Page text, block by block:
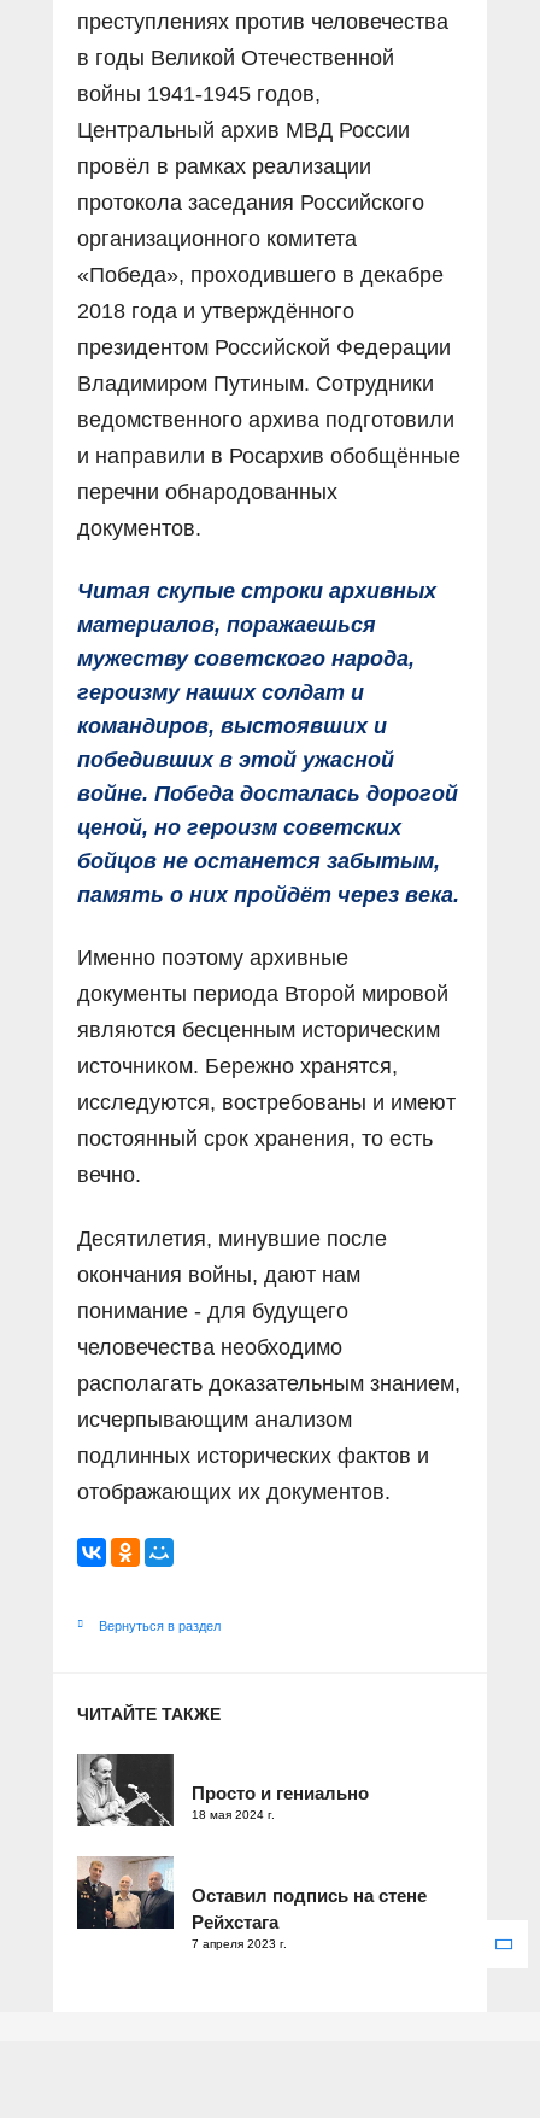
преступлениях против человечества
в годы Великой Отечественной
войны 1941-1945 годов,
Центральный архив МВД России
провёл в рамках реализации
протокола заседания Российского
организационного комитета
«Победа», проходившего в декабре
2018 года и утверждённого
президентом Российской Федерации
Владимиром Путиным. Сотрудники
ведомственного архива подготовили
и направили в Росархив обобщённые
перечни обнародованных
документов.
Читая скупые строки архивных
материалов, поражаешься
мужеству советского народа,
героизму наших солдат и
командиров, выстоявших и
победивших в этой ужасной
войне. Победа досталась дорогой
ценой, но героизм советских
бойцов не останется забытым,
память о них пройдёт через века.
Именно поэтому архивные
документы периода Второй мировой
являются бесценным историческим
источником. Бережно хранятся,
исследуются, востребованы и имеют
постоянный срок хранения, то есть
вечно.
Десятилетия, минувшие после
окончания войны, дают нам
понимание - для будущего
человечества необходимо
располагать доказательным знанием,
исчерпывающим анализом
подлинных исторических фактов и
отображающих их документов.
Вернуться в раздел
ЧИТАЙТЕ ТАКЖЕ
Просто и гениально
18 мая 2024 г.
Оставил подпись на стене
Рейхстага
7 апреля 2023 г.